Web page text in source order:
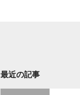
最近の記事